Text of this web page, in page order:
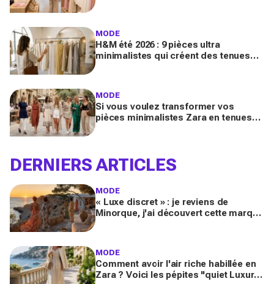
MODE
H&M été 2026 : 9 pièces ultra
minimalistes qui créent des tenues
MODE
Si vous voulez transformer vos
pièces minimalistes Zara en tenues
DERNIERS ARTICLES
MODE
« Luxe discret » : je reviens de
Minorque, j'ai découvert cette marque
MODE
Comment avoir l'air riche habillée en
Zara ? Voici les pépites "quiet Luxury"